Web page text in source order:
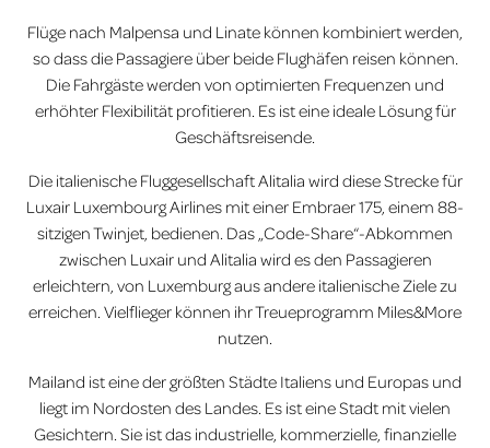
Flüge nach Malpensa und Linate können kombiniert werden,
so dass die Passagiere über beide Flughäfen reisen können.
Die Fahrgäste werden von optimierten Frequenzen und
erhöhter Flexibilität profitieren. Es ist eine ideale Lösung für
Geschäftsreisende.
Die italienische Fluggesellschaft Alitalia wird diese Strecke für
Luxair Luxembourg Airlines mit einer Embraer 175, einem 88-
sitzigen Twinjet, bedienen. Das „Code-Share“-Abkommen
zwischen Luxair und Alitalia wird es den Passagieren
erleichtern, von Luxemburg aus andere italienische Ziele zu
erreichen. Vielflieger können ihr Treueprogramm Miles&More
nutzen.
Mailand ist eine der größten Städte Italiens und Europas und
liegt im Nordosten des Landes. Es ist eine Stadt mit vielen
Gesichtern. Sie ist das industrielle, kommerzielle, finanzielle